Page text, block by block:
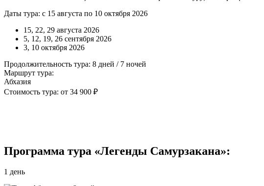
Даты тура: с 15 августа по 10 октября 2026
15, 22, 29 августа 2026
5, 12, 19, 26 сентября 2026
3, 10 октября 2026
Продолжительность тура: 8 дней / 7 ночей
Маршрут тура:
Абхазия
Стоимость тура: от 34 900 ₽
Программа тура «Легенды Самурзакана»:
1 день